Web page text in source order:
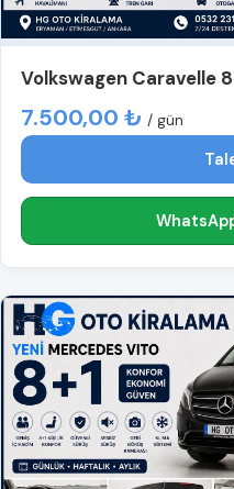
Volkswagen Caravelle
7.500,00 ₺ / gün